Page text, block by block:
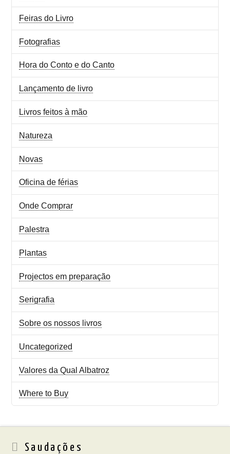
Feiras do Livro
Fotografias
Hora do Conto e do Canto
Lançamento de livro
Livros feitos à mão
Natureza
Novas
Oficina de férias
Onde Comprar
Palestra
Plantas
Projectos em preparação
Serigrafia
Sobre os nossos livros
Uncategorized
Valores da Qual Albatroz
Where to Buy
Saudações